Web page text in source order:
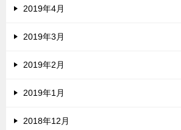
2019年4月
2019年3月
2019年2月
2019年1月
2018年12月